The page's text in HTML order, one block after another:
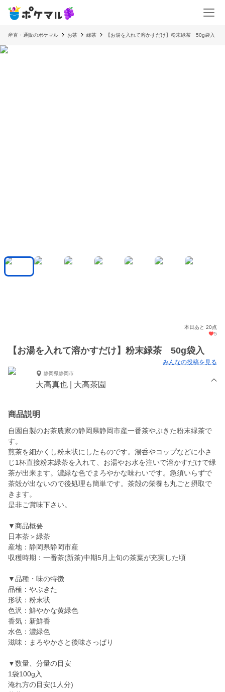
産直・通販のポケマル お茶 緑茶 【お湯を入れて溶かすだけ】粉末緑茶 50g袋入
本日あと 20点
5
【お湯を入れて溶かすだけ】粉末緑茶 50g袋入
みんなの投稿を見る
静岡県静岡市
大高真也 | 大高茶園
商品説明
自園自製のお茶農家の静岡県静岡市産一番茶やぶきた粉末緑茶で
す。
煎茶を細かくし粉末状にしたものです。湯呑やコップなどに小さ
じ1杯直接粉末緑茶を入れて、お湯やお水を注いで溶かすだけで緑
茶が出来ます。濃緑な色でまろやかな味わいです。急須いらずで
茶殻が出ないので後処理も簡単です。茶殻の栄養も丸ごと摂取で
きます。
是非ご賞味下さい。
▼商品概要
日本茶＞緑茶
産地：静岡県静岡市産
収穫時期：一番茶(新茶)中期5月上旬の茶葉が充実した頃
▼品種・味の特徴
品種：やぶきた
形状：粉末状
色沢：鮮やかな黄緑色
香気：新鮮香
水色：濃緑色
滋味：まろやかさと後味さっぱり
▼数量、分量の目安
1袋100g入
淹れ方の目安(1人分)